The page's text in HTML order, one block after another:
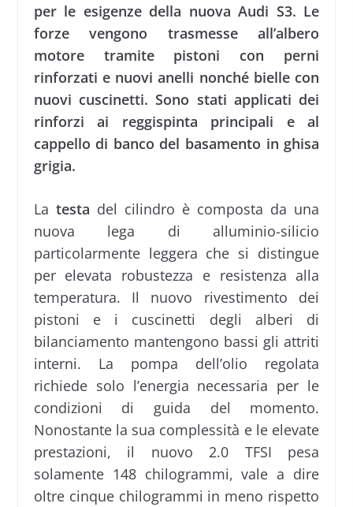
per le esigenze della nuova Audi S3. Le
forze vengono trasmesse all’albero
motore tramite pistoni con perni
rinforzati e nuovi anelli nonché bielle con
nuovi cuscinetti. Sono stati applicati dei
rinforzi ai reggispinta principali e al
cappello di banco del basamento in ghisa
grigia.
La testa del cilindro è composta da una
nuova lega di alluminio-silicio
particolarmente leggera che si distingue
per elevata robustezza e resistenza alla
temperatura. Il nuovo rivestimento dei
pistoni e i cuscinetti degli alberi di
bilanciamento mantengono bassi gli attriti
interni. La pompa dell’olio regolata
richiede solo l’energia necessaria per le
condizioni di guida del momento.
Nonostante la sua complessità e le elevate
prestazioni, il nuovo 2.0 TFSI pesa
solamente 148 chilogrammi, vale a dire
oltre cinque chilogrammi in meno rispetto